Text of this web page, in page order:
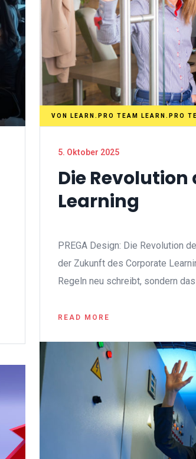
VON LEARN.PRO TEAM LEARN.PRO
5. Oktober 2025
Die
Learning
PREGA Design: Die Revolution
der Zukunft des Corporate
Regeln neu schreibt, sondern
READ MORE